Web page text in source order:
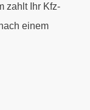
zahlt Ihr Kfz-
einem